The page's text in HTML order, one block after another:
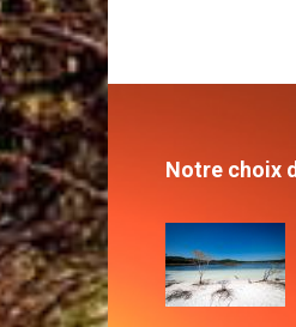
Notre choix